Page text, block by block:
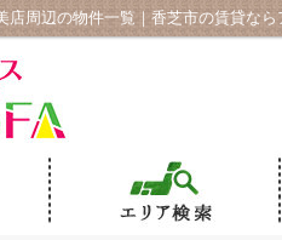
店周辺の物件一覧｜香芝市の賃貸な